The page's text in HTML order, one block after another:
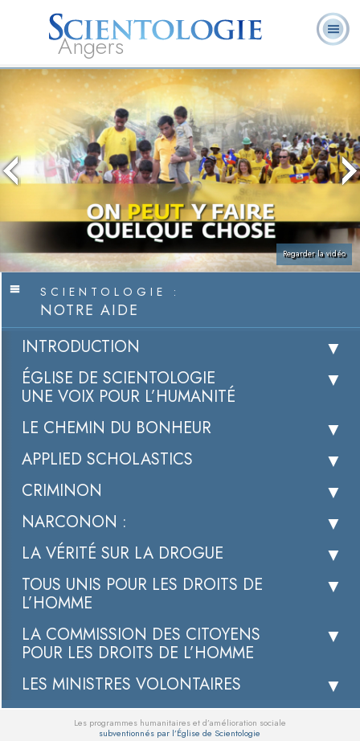
Angers
L. Ron Hubbard
Qu’est-ce que la
Scientologie ?
Ministres
volontaires
Foire aux
questions
Regarder la vidéo
SCIENTOLOGIE :
NOTRE AIDE
INTRODUCTION
ÉGLISE DE SCIENTOLOGIE
UNE VOIX POUR L’HUMANITÉ
LE CHEMIN DU BONHEUR
APPLIED SCHOLASTICS
CRIMINON
NARCONON :
LA VÉRITÉ SUR LA DROGUE
TOUS UNIS POUR LES DROITS DE
L’HOMME
LA COMMISSION DES CITOYENS
POUR LES DROITS DE L’HOMME
LES MINISTRES VOLONTAIRES
Les programmes humanitaires et d’amélioration sociale
subventionnés par l’Église de Scientologie